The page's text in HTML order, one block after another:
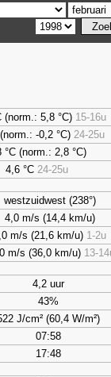
(norm.: 5,8 °C) 15-16u
-0,2 °C) 24-25u
°C (norm.: 2,8 °C)
4,6°C 24-25u
westzuidwest (238°)
4,0 m/s (14,4 km/u)
m/s (21,6 km/u) 1-2u
m/s (36,0 km/u) 13-
4,2 uur
43%
J/cm² (60,4 W/m²)
07:58
17:48